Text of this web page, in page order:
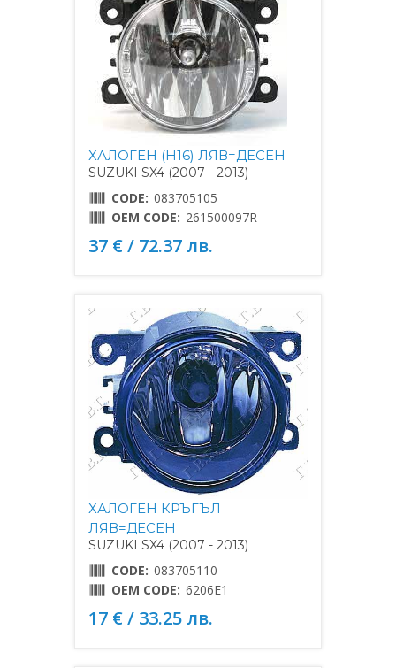
ХАЛОГЕН (H16) ЛЯВ=ДЕСЕН
SUZUKI SX4 (2007 - 2013)
CODE: 083705105
OEM CODE: 261500097R
37 € / 72.37 лв.
ХАЛОГЕН КРЪГЪЛ
ЛЯВ=ДЕСЕН
SUZUKI SX4 (2007 - 2013)
CODE: 083705110
OEM CODE: 6206E1
17 € / 33.25 лв.